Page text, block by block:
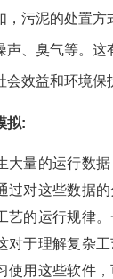
，污泥的处置方
声、臭气等。这
会效益和环境保
拟:
大量的运行数
过对这些数据
艺的运行规律
对于理解复杂
使用这些软件